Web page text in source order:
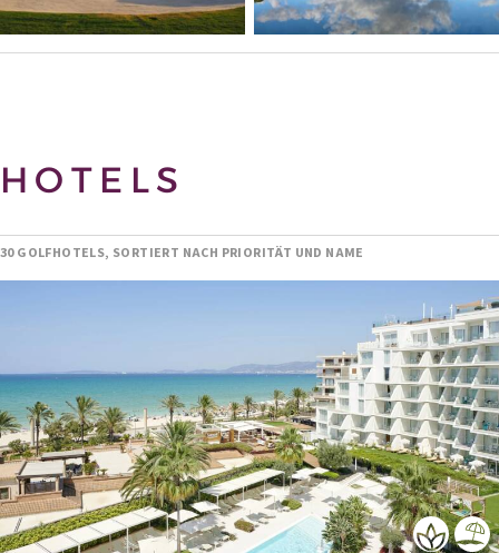
HOTELS
30 GOLFHOTELS, SORTIERT NACH PRIORITÄT UND NAME